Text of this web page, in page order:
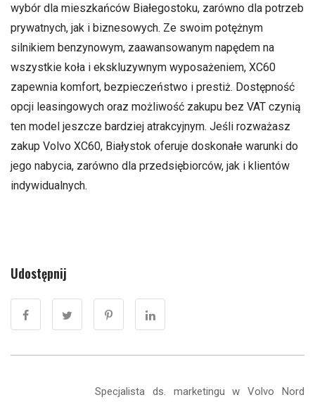
wybór dla mieszkańców Białegostoku, zarówno dla potrzeb
prywatnych, jak i biznesowych. Ze swoim potężnym
silnikiem benzynowym, zaawansowanym napędem na
wszystkie koła i ekskluzywnym wyposażeniem, XC60
zapewnia komfort, bezpieczeństwo i prestiż. Dostępność
opcji leasingowych oraz możliwość zakupu bez VAT czynią
ten model jeszcze bardziej atrakcyjnym. Jeśli rozważasz
zakup Volvo XC60, Białystok oferuje doskonałe warunki do
jego nabycia, zarówno dla przedsiębiorców, jak i klientów
indywidualnych.
Udostępnij
Specjalista ds. marketingu w Volvo Nord